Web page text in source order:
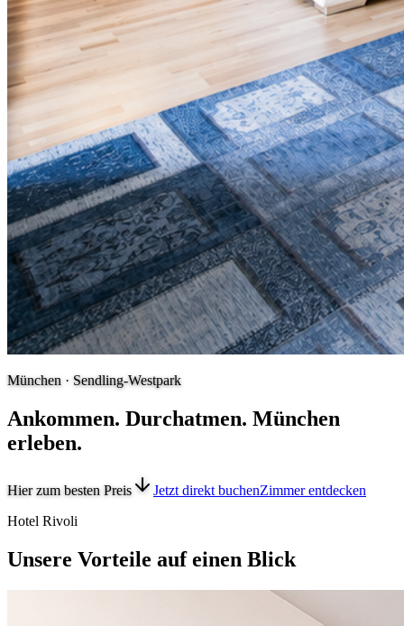
München · Sendling-Westpark
Ankommen. Durchatmen. München
erleben.
Hier zum besten Preis Jetzt direkt buchenZimmer entdecken
Hotel Rivoli
Unsere Vorteile auf einen Blick